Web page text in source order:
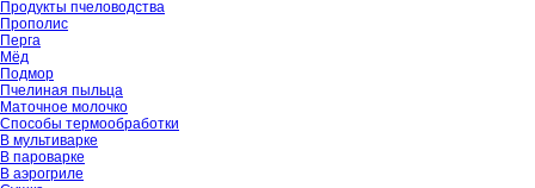
Продукты пчеловодства
Прополис
Перга
Мёд
Подмор
Пчелиная пыльца
Маточное молочко
Способы термообработки
В мультиварке
В пароварке
В аэрогриле